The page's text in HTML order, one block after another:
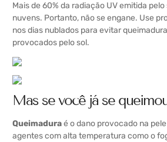
Mais de 60% da radiação UV emitida
nuvens. Portanto, não se engane. Use
nos dias nublados para evitar
provocados pelo sol.
Mas se você já se
Queimaduraé o dano provocado na
agentes com alta temperatura como o